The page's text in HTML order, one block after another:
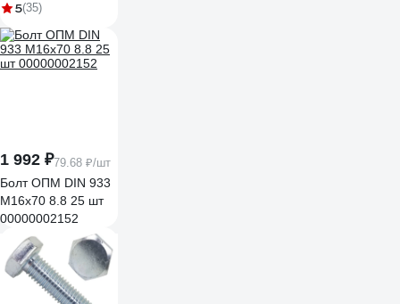
М10x40 15 шт
5(35)
1 992 ₽79.68 ₽/шт
Болт ОПМ DIN 933
М16x70 8.8 25 шт
00000002152